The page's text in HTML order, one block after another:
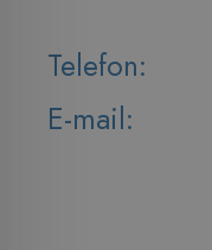
Telefon:
E-mail: